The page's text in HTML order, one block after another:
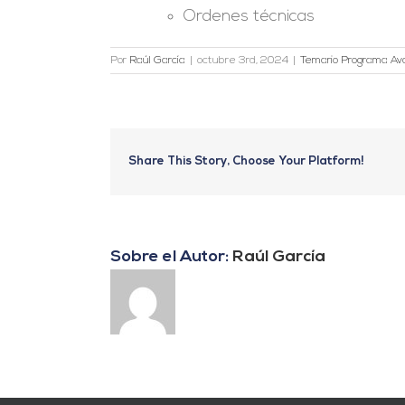
Ordenes técnicas
Por Raúl García octubre 3rd, 2024 Temario Programa
Share This Story, Choose Your Platform!
Sobre el Autor: Raúl García